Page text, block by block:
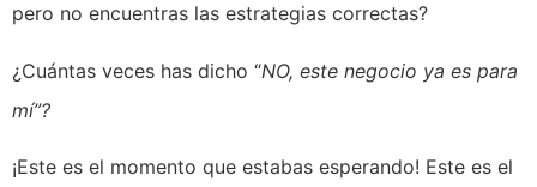
pero no encuentras las estrategias correctas?
¿Cuántas veces has dicho “NO, este negocio ya es para
mí”?
¡Este es el momento que estabas esperando! Este es el